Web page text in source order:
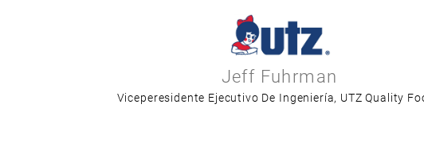
Jeff Fuhrman
Viceperesidente Ejecutivo De Ingeniería, UTZ Quality